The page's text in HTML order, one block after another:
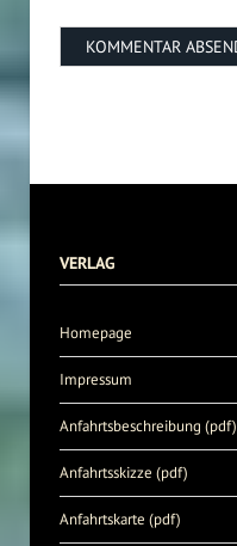
VERLAG
Homepage
Impressum
Anfahrtsbeschreibung (pdf)
Anfahrtsskizze (pdf)
Anfahrtskarte (pdf)